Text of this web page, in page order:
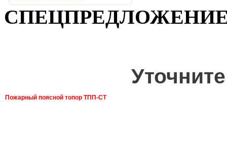
Пожарный поясной топор ТПП-СТ